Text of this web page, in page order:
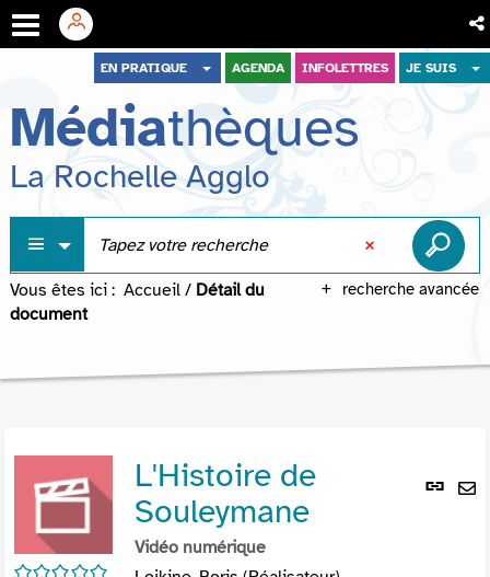
menu
contenu
recherche
EN PRATIQUE AGENDA INFOLETTRES JE SUIS
Médiathèques
La Rochelle Agglo
recherche avancée
Vous êtes ici : Accueil / Détail du
document
Lien
/5
L'Histoire de
Souleymane
Vidéo numérique